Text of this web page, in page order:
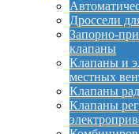
Дроссели
Запорно-
клапаны
Клапаны и
местных
Клапаны
Клапаны